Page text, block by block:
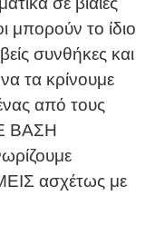
μπορούν το ίδιο
συνθήκες και
τα κρίνουμε
ένας από τους
ΒΑΣΗ
ασχέτως με